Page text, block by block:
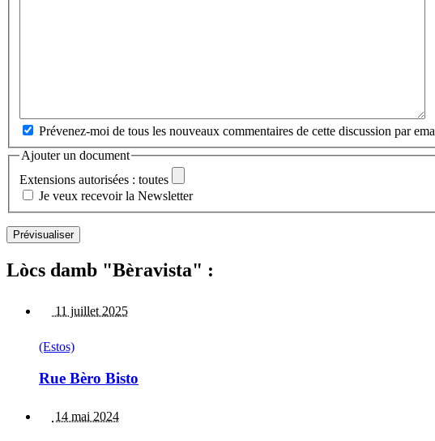
Prévenez-moi de tous les nouveaux commentaires de cette discussion par
Ajouter un document
Extensions autorisées : toutes
Je veux recevoir la Newsletter
Lòcs damb "Bèravista" :
11 juillet 2025
(Estos)
Rue Bèro Bisto
14 mai 2024